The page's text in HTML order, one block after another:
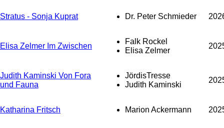
Stratus - Sonja Kuprat Dr. Peter Schmieder
Elisa Zelmer Im Zwischen
Falk Rockel
Elisa Zelmer
Judith Kaminski Von Fora
und Fauna
JördisTresse
Judith Kaminski
Katharina Fritsch Marion Ackermann